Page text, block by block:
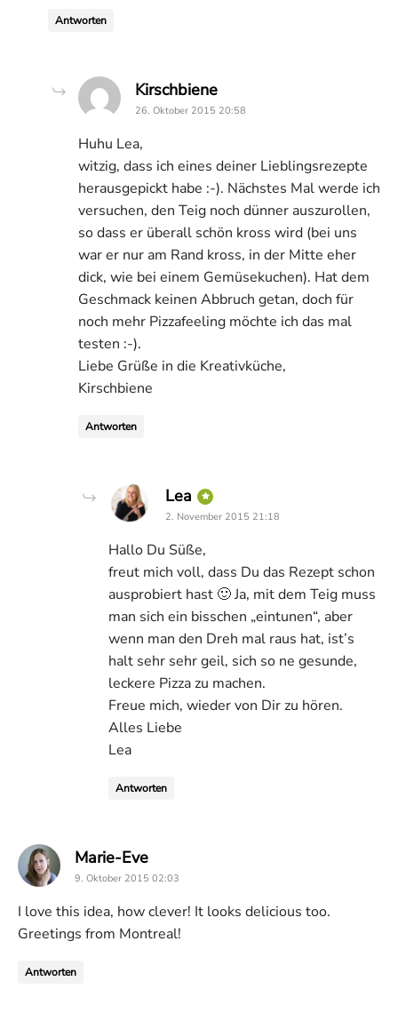
Antworten
Kirschbienesays:
26. Oktober 2015 20:58
Huhu Lea,
witzig, dass ich eines deiner Lieblingsrezepte
herausgepickt habe :-). Nächstes Mal werde ich
versuchen, den Teig noch dünner auszurollen,
so dass er überall schön kross wird (bei uns
war er nur am Rand kross, in der Mitte eher
dick, wie bei einem Gemüsekuchen). Hat dem
Geschmack keinen Abbruch getan, doch für
noch mehr Pizzafeeling möchte ich das mal
testen :-).
Liebe Grüße in die Kreativküche,
Kirschbiene
Antworten
Lea says:
2. November 2015 21:18
Hallo Du Süße,
freut mich voll, dass Du das Rezept schon
ausprobiert hast 🙂 Ja, mit dem Teig muss
man sich ein bisschen „eintunen“, aber
wenn man den Dreh mal raus hat, ist’s
halt sehr sehr geil, sich so ne gesunde,
leckere Pizza zu machen.
Freue mich, wieder von Dir zu hören.
Alles Liebe
Lea
Antworten
Marie-Evesays:
9. Oktober 2015 02:03
I love this idea, how clever! It looks delicious too.
Greetings from Montreal!
Antworten